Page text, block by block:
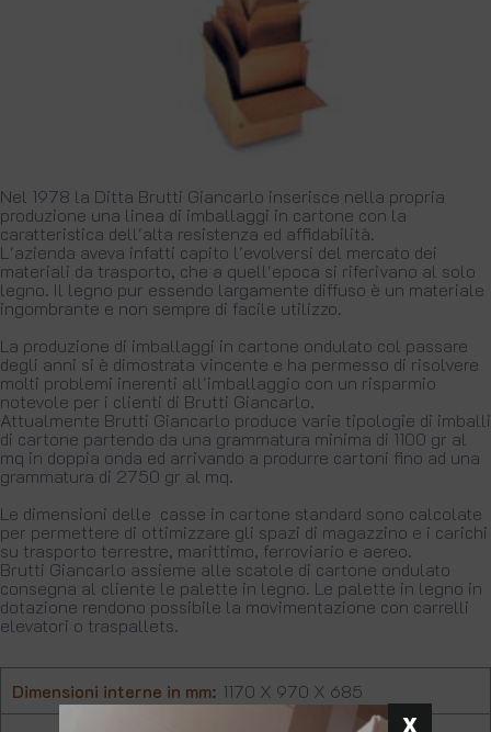
Nel 1978 la Ditta Brutti Giancarlo inserisce nella propria
produzione una linea di imballaggi in cartone con la
caratteristica dell'alta resistenza ed affidabilità.
L'azienda aveva infatti capito l'evolversi del mercato dei
materiali da trasporto, che a quell'epoca si riferivano al solo
legno. Il legno pur essendo largamente diffuso è un materiale
ingombrante e non sempre di facile utilizzo.
La produzione di imballaggi in cartone ondulato col passare
degli anni si è dimostrata vincente e ha permesso di risolvere
molti problemi inerenti all'imballaggio con un risparmio
notevole per i clienti di Brutti Giancarlo.
Attualmente Brutti Giancarlo produce varie tipologie di imballi
di cartone partendo da una grammatura minima di 1100 gr al
mq in doppia onda ed arrivando a produrre cartoni fino ad una
grammatura di 2750 gr al mq.
Le dimensioni delle casse in cartone standard sono calcolate
per permettere di ottimizzare gli spazi di magazzino e i carichi
su trasporto terrestre, marittimo, ferroviario e aereo.
Brutti Giancarlo assieme alle scatole di cartone ondulato
consegna al cliente le palette in legno. Le palette in legno in
dotazione rendono possibile la movimentazione con carrelli
elevatori o traspallets.
Dimensioni interne in mm: 1170 X 970 X 685